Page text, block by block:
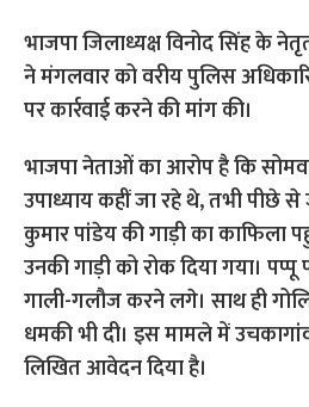
भाजपा जिलाध्यक्ष विनोद सिंह के
ने मंगलवार को वरीय पुलिस
पर कार्रवाई करने की मांग की।
भाजपा नेताओं का आरोप है कि
उपाध्याय कहीं जा रहे थे, तभी पीछे
कुमार पांडेय की गाड़ी का
उनकी गाड़ी को रोक दिया गया।
गाली-गलौज करने लगे। साथ ही
धमकी भी दी। इस मामले में
लिखित आवेदन दिया है।